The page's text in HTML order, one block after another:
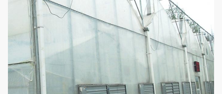
(kies volgens uw
behoeften)
het in de schaduw stellen van
systeem
De boogafstand 1.33m / 1.2/1,0/2,0 of aangepast
Boogdiameter
25mm, 32mm, 48mm of
aangepast